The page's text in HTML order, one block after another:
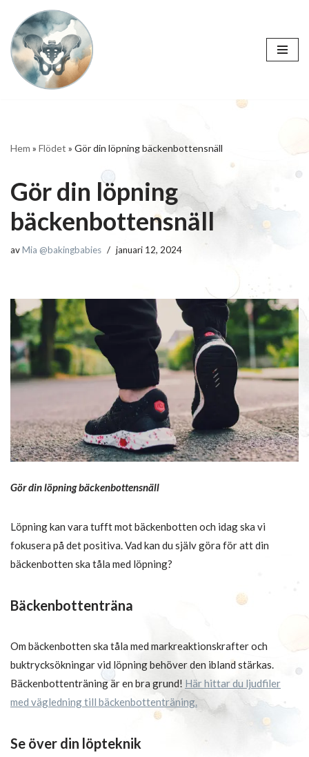
Hoppa
till
innehåll
Hem » Flödet » Gör din löpning bäckenbottensnäll
Gör din löpning
bäckenbottensnäll
avMia @bakingbabies januari 12, 2024
Gör din löpning bäckenbottensnäll
Löpning kan vara tufft mot bäckenbotten och idag ska vi
fokusera på det positiva. Vad kan du själv göra för att din
bäckenbotten ska tåla med löpning?
Bäckenbottenträna
Om bäckenbotten ska tåla med markreaktionskrafter och
buktrycksökningar vid löpning behöver den ibland stärkas.
Bäckenbottenträning är en bra grund! Här hittar du ljudfiler
med vägledning till bäckenbottenträning.
Se över din löpteknik